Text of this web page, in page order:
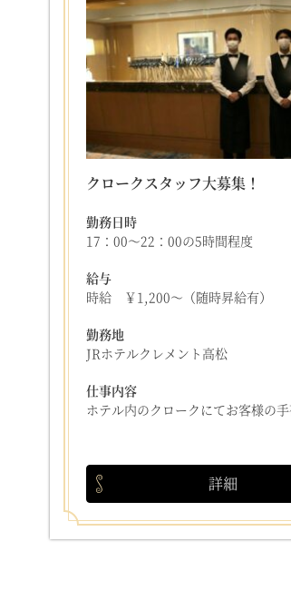
クロークスタッフ大募集！
勤務日時
17：00～22：00の5時間程度
給与
時給 ￥1,200～（随時昇給有）
勤務地
JRホテルクレメント高松
仕事内容
詳細